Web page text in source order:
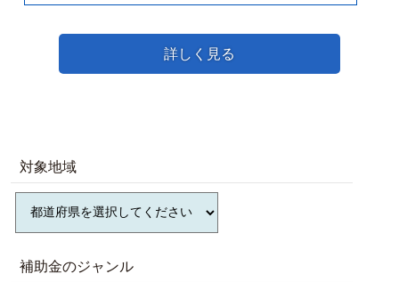
詳しく見る
対象地域
補助金のジャンル